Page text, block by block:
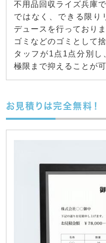
不用品回収ライズ兵庫
ではなく、できる限り
デュースを行っており
ゴミなどのゴミとして
タッフが1点1点分別し
極限まで抑えることが可
お見積りは完全無料！